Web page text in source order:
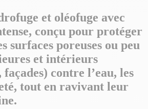
et oléofuge avec
conçu pour protéger
surfaces poreuses ou peu
et intérieurs
façades) contre l’eau, les
tout en ravivant leur